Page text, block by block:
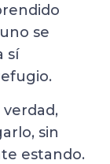
se
sí
sin
estando.